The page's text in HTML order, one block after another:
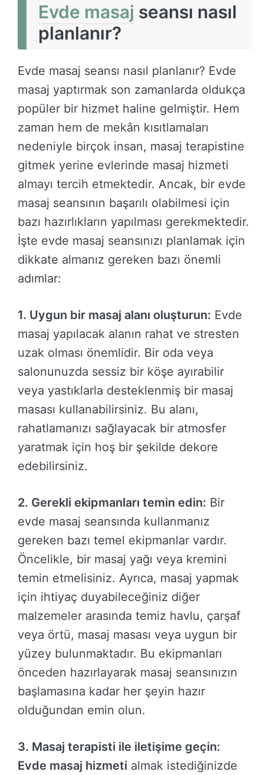
Evde masaj seansı nasıl
planlanır?
Evde masaj seansı nasıl planlanır? Evde
masaj yaptırmak son zamanlarda oldukça
popüler bir hizmet haline gelmiştir. Hem
zaman hem de mekân kısıtlamaları
nedeniyle birçok insan, masaj terapistine
gitmek yerine evlerinde masaj hizmeti
almayı tercih etmektedir. Ancak, bir evde
masaj seansının başarılı olabilmesi için
bazı hazırlıkların yapılması gerekmektedir.
İşte evde masaj seansınızı planlamak için
dikkate almanız gereken bazı önemli
adımlar:
1. Uygun bir masaj alanı oluşturun: Evde
masaj yapılacak alanın rahat ve stresten
uzak olması önemlidir. Bir oda veya
salonunuzda sessiz bir köşe ayırabilir
veya yastıklarla desteklenmiş bir masaj
masası kullanabilirsiniz. Bu alanı,
rahatlamanızı sağlayacak bir atmosfer
yaratmak için hoş bir şekilde dekore
edebilirsiniz.
2. Gerekli ekipmanları temin edin: Bir
evde masaj seansında kullanmanız
gereken bazı temel ekipmanlar vardır.
Öncelikle, bir masaj yağı veya kremini
temin etmelisiniz. Ayrıca, masaj yapmak
için ihtiyaç duyabileceğiniz diğer
malzemeler arasında temiz havlu, çarşaf
veya örtü, masaj masası veya uygun bir
yüzey bulunmaktadır. Bu ekipmanları
önceden hazırlayarak masaj seansınızın
başlamasına kadar her şeyin hazır
olduğundan emin olun.
3. Masaj terapisti ile iletişime geçin:
Evde masaj hizmeti almak istediğinizde